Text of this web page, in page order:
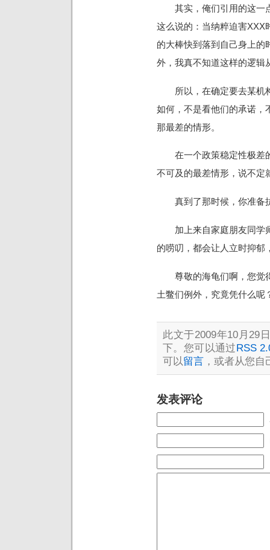
其实，俺们引用的这一
这么说的：当纳粹迫害
的大棒快到落到自己身上的
外，我真不知道这样的逻辑
所以，在确定要去某机
如何，不是看他们的承诺，
那最差的情形。
在一个政策稳定性极差
不可及的最差情形，说不定
真到了那时候，你准备
加上来自家庭朋友同学
的唠叨，都会让人立时抑郁
尊敬的海龟们啊，您觉
土鳖们例外，究竟凭什么
此文于2009年10月29
下。您可以通过RSS
可以留言 ，或者从您自
发表评论